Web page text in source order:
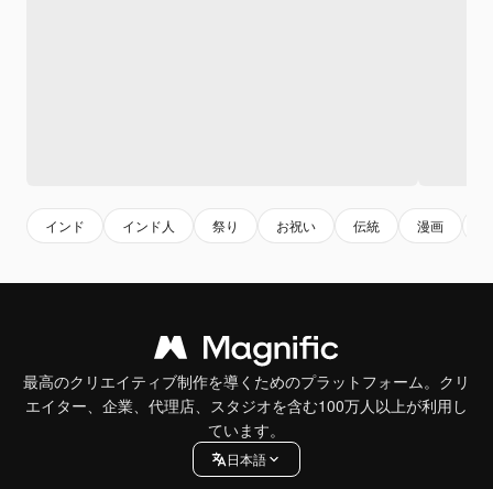
インド インド人 祭り お祝い 伝統 漫画
最高のクリエイティブ制作を導くためのプラットフォーム。クリ
エイター、企業、代理店、スタジオを含む100万人以上が利用し
ています。
日本語